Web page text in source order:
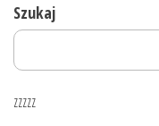
Szukaj
zzzzz